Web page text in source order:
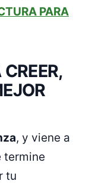
PARA
, y viene a
termine
tu